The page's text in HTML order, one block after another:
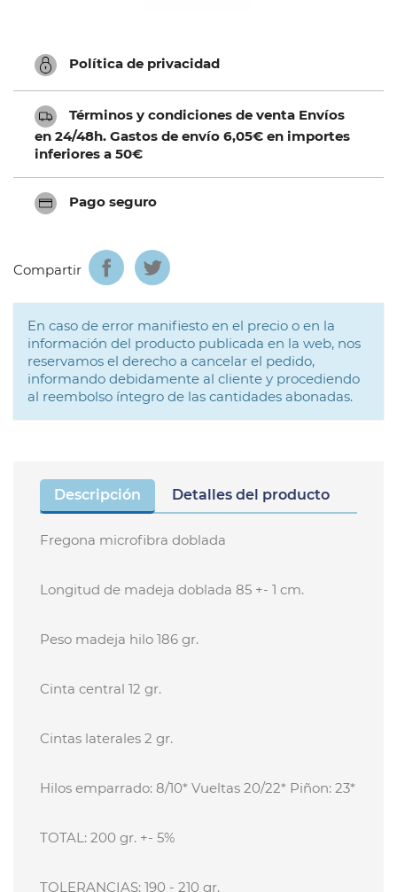
Política de privacidad
Términos y condiciones de venta Envíos
en 24/48h. Gastos de envío 6,05€ en importes
inferiores a 50€
Pago seguro
Compartir
En caso de error manifiesto en el precio o en la
información del producto publicada en la web, nos
reservamos el derecho a cancelar el pedido,
informando debidamente al cliente y procediendo
al reembolso íntegro de las cantidades abonadas.
Descripción Detalles del producto
Fregona microfibra doblada
Longitud de madeja doblada 85 +- 1 cm.
Peso madeja hilo 186 gr.
Cinta central 12 gr.
Cintas laterales 2 gr.
Hilos emparrado: 8/10* Vueltas 20/22* Piñon: 23*
TOTAL: 200 gr. +- 5%
TOLERANCIAS: 190 - 210 gr.